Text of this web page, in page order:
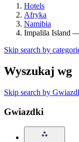
Hotels
Afryka
Namibia
Impalila Island
Skip search by
Wyszukaj wg
Skip search by
Gwiazdki